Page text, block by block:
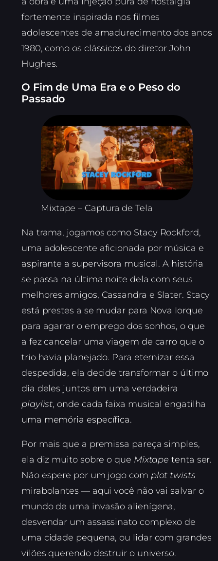
fortemente inspirada nos filmes
adolescentes de amadurecimento dos anos
1980, como os clássicos do diretor John
Hughes.
O Fim de Uma Era e o Peso do
Passado
Mixtape – Captura de Tela
Na trama, jogamos como Stacy Rockford,
uma adolescente aficionada por música e
aspirante a supervisora musical. A história
se passa na última noite dela com seus
melhores amigos, Cassandra e Slater. Stacy
está prestes a se mudar para Nova Iorque
para agarrar o emprego dos sonhos, o que
a fez cancelar uma viagem de carro que o
trio havia planejado. Para eternizar essa
despedida, ela decide transformar o último
dia deles juntos em uma verdadeira
playlist, onde cada faixa musical engatilha
uma memória específica.
Por mais que a premissa pareça simples,
ela diz muito sobre o que Mixtape tenta ser.
Não espere por um jogo com plot twists
mirabolantes — aqui você não vai salvar o
mundo de uma invasão alienígena,
desvendar um assassinato complexo de
uma cidade pequena, ou lidar com grandes
vilões querendo destruir o universo.